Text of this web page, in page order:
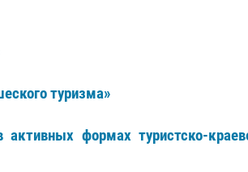
туризма»
формах туристско-